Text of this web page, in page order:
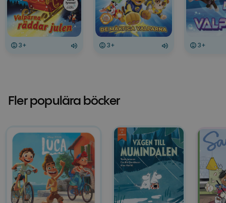
3+ 3+ 3+
Fler populära böcker